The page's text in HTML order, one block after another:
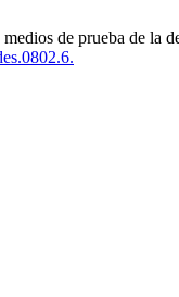
de prueba de la